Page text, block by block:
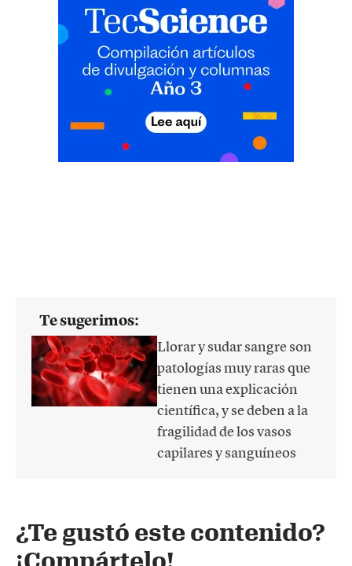
Te sugerimos:
Llorar y sudar sangre son
patologías muy raras que
tienen una explicación
científica, y se deben a la
fragilidad de los vasos
capilares y sanguíneos
¿Te gustó este contenido?
¡Compártelo!